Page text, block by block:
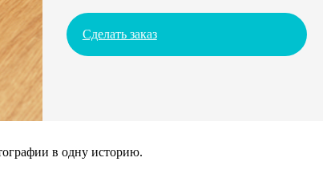
Сделать заказ
в одну историю.